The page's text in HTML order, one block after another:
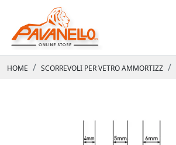
HOME SCORREVOLI PER VETRO AMMORTIZZ